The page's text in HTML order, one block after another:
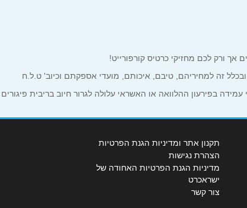
זה למחיריהם, טיבם, איכותם, מועדי אספקתם וכיוב' ט.ל.ח
בפירעון ההלוואה או האשראי עלולה לגרור חיוב בריבית פיגורים
תקנון אתר ומדיניות הגנת הפרטיות
הצהרת נגישות
מדיניות הגנת הפרטיות האחודה של
ישראכרט
צור קשר